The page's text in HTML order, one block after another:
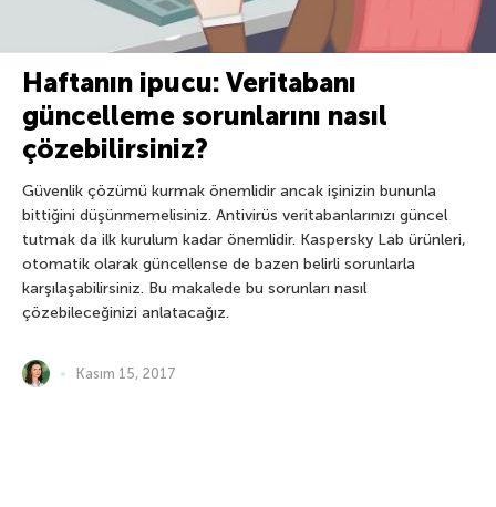
Haftanın ipucu: Veritabanı
güncelleme sorunlarını nasıl
çözebilirsiniz?
Güvenlik çözümü kurmak önemlidir ancak işinizin bununla
bittiğini düşünmemelisiniz. Antivirüs veritabanlarınızı güncel
tutmak da ilk kurulum kadar önemlidir. Kaspersky Lab ürünleri,
otomatik olarak güncellense de bazen belirli sorunlarla
karşılaşabilirsiniz. Bu makalede bu sorunları nasıl
çözebileceğinizi anlatacağız.
Kasım 15, 2017